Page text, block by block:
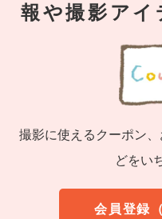
報や撮影アイ
撮影に使えるクーポン
どをい
会員登録